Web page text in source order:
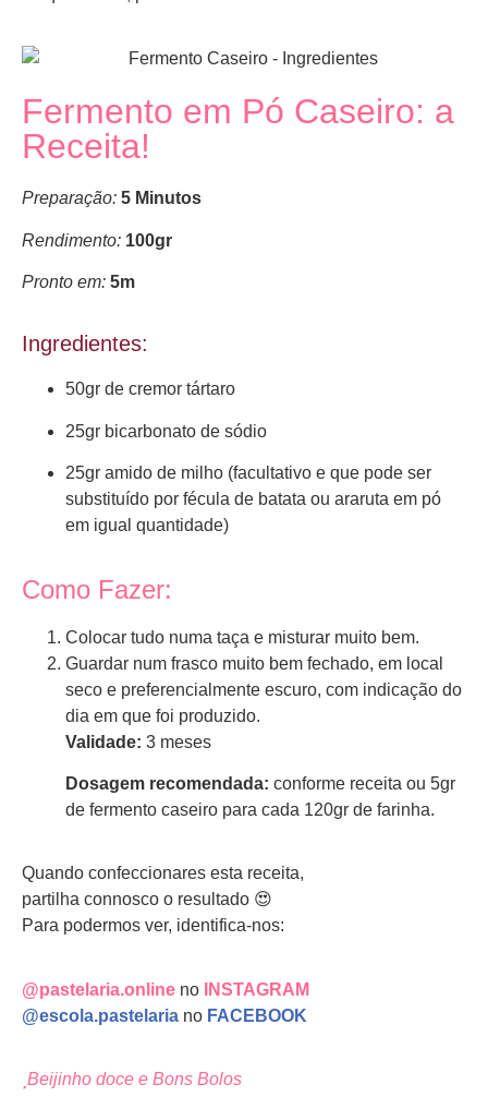
Fermento em Pó Caseiro: a
Receita!
Preparação: 5 Minutos
Rendimento: 100gr
Pronto em: 5m
Ingredientes:
50gr de cremor tártaro
25gr bicarbonato de sódio
25gr amido de milho (facultativo e que pode ser
substituído por fécula de batata ou araruta em pó
em igual quantidade)
Como Fazer:
Colocar tudo numa taça e misturar muito bem.
Guardar num frasco muito bem fechado, em local
seco e preferencialmente escuro, com indicação do
dia em que foi produzido.
Validade: 3 meses
Dosagem recomendada: conforme receita ou 5gr
de fermento caseiro para cada 120gr de farinha.
Quando confeccionares esta receita,
partilha connosco o resultado 😍
Para podermos ver, identifica-nos:
@pastelaria.online no
INSTAGRAM
@escola.pastelaria no FACEBOOK
Beijinho doce e Bons Bolos